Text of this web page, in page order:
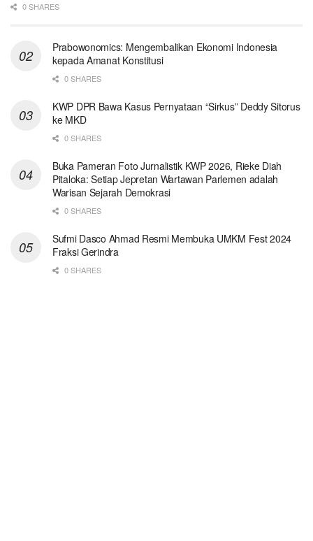
0 SHARES
Prabowonomics: Mengembalikan Ekonomi Indonesia
kepada Amanat Konstitusi
0 SHARES
KWP DPR Bawa Kasus Pernyataan “Sirkus” Deddy Sitorus
ke MKD
0 SHARES
Buka Pameran Foto Jurnalistik KWP 2026, Rieke Diah
Pitaloka: Setiap Jepretan Wartawan Parlemen adalah
Warisan Sejarah Demokrasi
0 SHARES
Sufmi Dasco Ahmad Resmi Membuka UMKM Fest 2024
Fraksi Gerindra
0 SHARES